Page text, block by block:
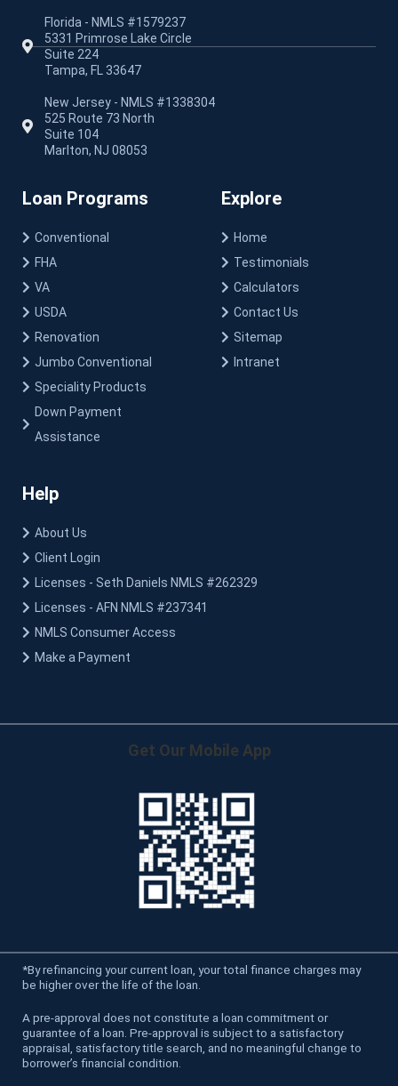
Florida - NMLS #1579237
5331 Primrose Lake Circle
Suite 224
Tampa, FL 33647
New Jersey - NMLS #1338304
525 Route 73 North
Suite 104
Marlton, NJ 08053
Loan Programs
Conventional
FHA
VA
USDA
Renovation
Jumbo Conventional
Speciality Products
Down Payment
Assistance
Explore
Home
Testimonials
Calculators
Contact Us
Sitemap
Intranet
Help
About Us
Client Login
Licenses - Seth Daniels NMLS #262329
Licenses - AFN NMLS #237341
NMLS Consumer Access
Make a Payment
Get Our Mobile App
*By refinancing your current loan, your total finance charges may
be higher over the life of the loan.
A pre-approval does not constitute a loan commitment or
guarantee of a loan. Pre-approval is subject to a satisfactory
appraisal, satisfactory title search, and no meaningful change to
borrower’s financial condition.